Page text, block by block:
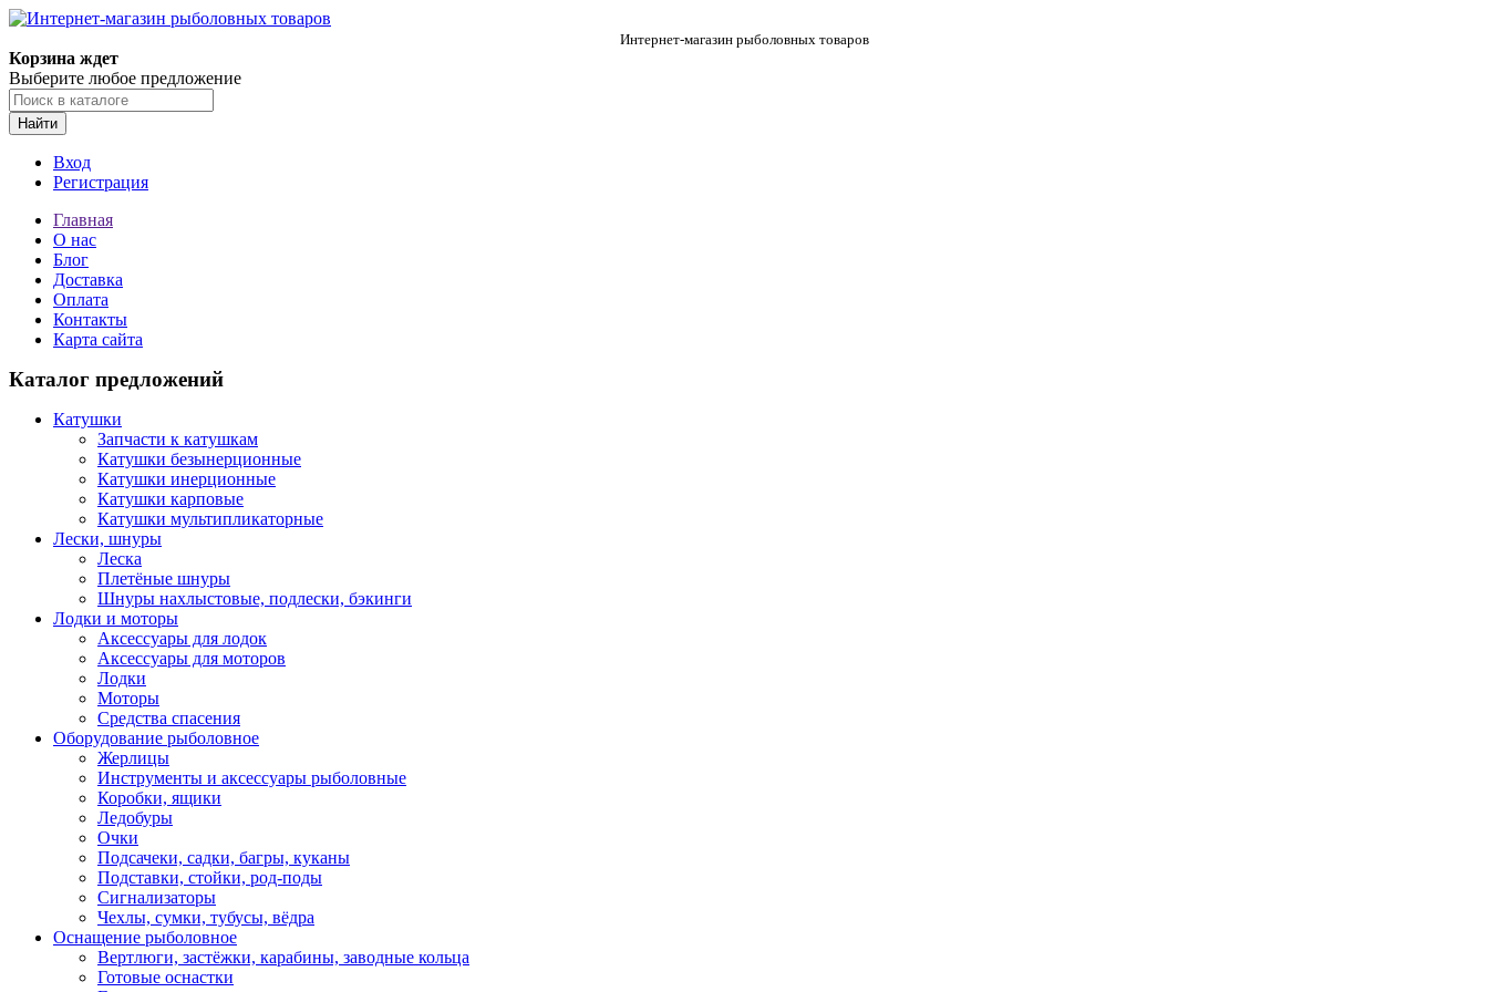
Интернет-магазин рыболовных товаров
Корзина ждет
Выберите любое предложение
Найти
Вход
Регистрация
Главная
О нас
Блог
Доставка
Оплата
Контакты
Карта сайта
Каталог предложений
Катушки
Запчасти к катушкам
Катушки безынерционные
Катушки инерционные
Катушки карповые
Катушки мультипликаторные
Лески, шнуры
Леска
Плетёные шнуры
Шнуры нахлыстовые, подлески, бэкинги
Лодки и моторы
Аксессуары для лодок
Аксессуары для моторов
Лодки
Моторы
Средства спасения
Оборудование рыболовное
Жерлицы
Инструменты и аксессуары рыболовные
Коробки, ящики
Ледобуры
Очки
Подсачеки, садки, багры, куканы
Подставки, стойки, род-поды
Сигнализаторы
Чехлы, сумки, тубусы, вёдра
Оснащение рыболовное
Вертлюги, застёжки, карабины, заводные кольца
Готовые оснастки